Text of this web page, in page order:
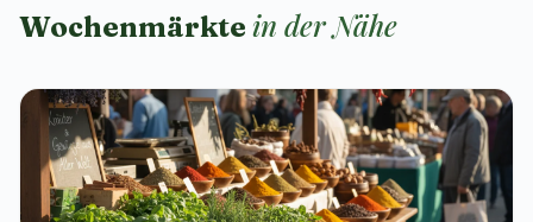
Wochenmärkte in der Nähe